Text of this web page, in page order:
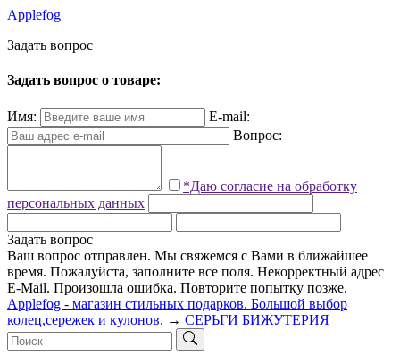
Applefog
Задать вопрос
Задать вопрос о товаре:
Имя:
E-mail:
Вопрос:
*Даю согласие на обработку
персональных данных
Задать вопрос
Ваш вопрос отправлен. Мы свяжемся с Вами в ближайшее
время. Пожалуйста, заполните все поля. Некорректный адрес
E-Mail. Произошла ошибка. Повторите попытку позже.
Applefog - магазин стильных подарков. Большой выбор
колец,сережек и кулонов. → СЕРЬГИ БИЖУТЕРИЯ